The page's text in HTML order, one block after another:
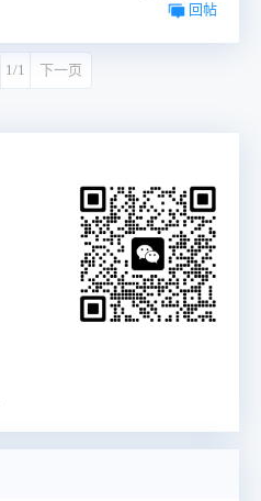
回帖
1/1 下一页